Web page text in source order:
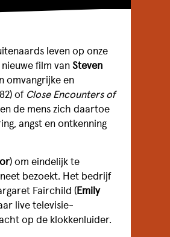
leven op onze
film vanSteven
omvangrijke en
of Close Encounters of
de mens zich daartoe
angst en ontkenning
) om eindelijk te
bezoekt. Het bedrijf
Fairchild (Emily
live televisie-
op de klokkenluider.